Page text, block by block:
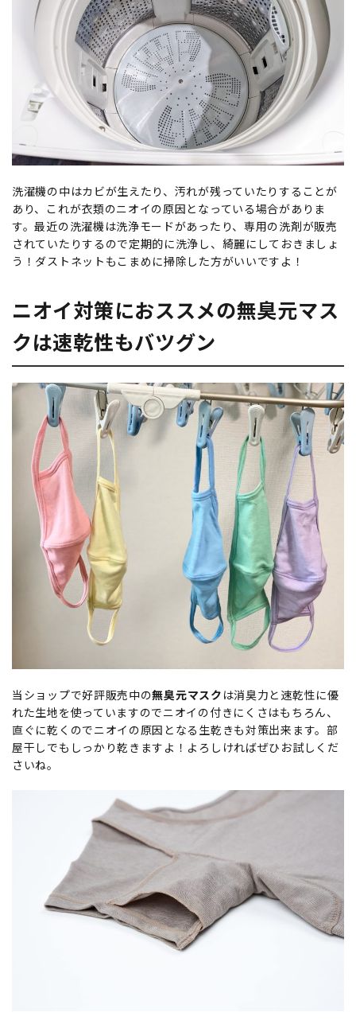
洗濯機の中はカビが生えたり、汚れが残っていたりすることが
あり、これが衣類のニオイの原因となっている場合がありま
す。最近の洗濯機は洗浄モードがあったり、専用の洗剤が販売
されていたりするので定期的に洗浄し、綺麗にしておきましょ
う！ダストネットもこまめに掃除した方がいいですよ！
ニオイ対策におススメの無臭元マス
クは速乾性もバツグン
当ショップで好評販売中の無臭元マスク は消臭力と速乾性に優
れた生地を使っていますのでニオイの付きにくさはもちろん、
直ぐに乾くのでニオイの原因となる生乾きも対策出来ます。部
屋干しでもしっかり乾きますよ！よろしければぜひお試しくだ
さいね。